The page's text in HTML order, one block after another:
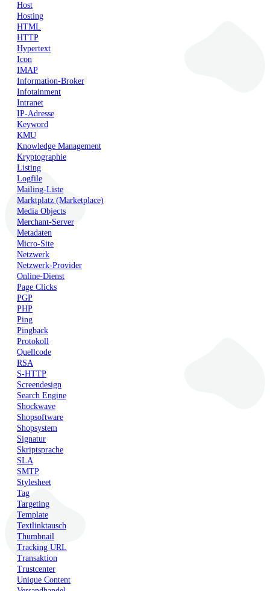
Host
Hosting
HTML
HTTP
Hypertext
Icon
IMAP
Information-Broker
Infotainment
Intranet
IP-Adresse
Keyword
KMU
Knowledge Management
Kryptographie
Listing
Logfile
Mailing-Liste
Marktplatz (Marketplace)
Media Objects
Merchant-Server
Metadaten
Micro-Site
Netzwerk
Netzwerk-Provider
Online-Dienst
Page Clicks
PGP
PHP
Ping
Pingback
Protokoll
Quellcode
RSA
S-HTTP
Screendesign
Search Engine
Shockwave
Shopsoftware
Shopsystem
Signatur
Skriptsprache
SLA
SMTP
Stylesheet
Tag
Targeting
Template
Textlinktausch
Thumbnail
Tracking URL
Transaktion
Trustcenter
Unique Content